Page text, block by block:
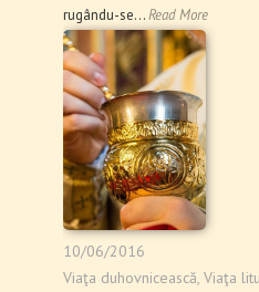
rugându-se…Read More
10/06/2016
Viaţa duhovnicească, Viaţa